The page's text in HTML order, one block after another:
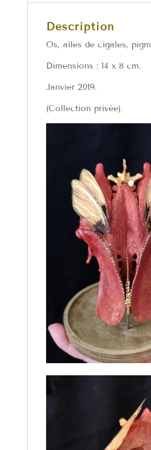
Description
Os, ailes de cigales,
Dimensions : 14 x 8 cm.
Janvier 2019.
(Collection privée).